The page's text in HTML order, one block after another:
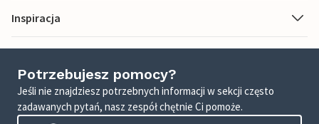
Inspiracja
Potrzebujesz pomocy?
Jeśli nie znajdziesz potrzebnych informacji w sekcji często
zadawanych pytań, nasz zespół chętnie Ci pomoże.